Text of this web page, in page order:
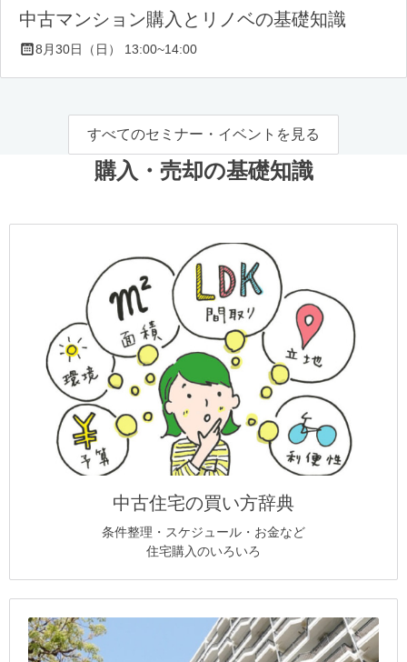
中古マンション購入とリノベの基礎知識
8月30日（日） 13:00~14:00
すべてのセミナー・イベントを見る
購入・売却の基礎知識
中古住宅の買い方辞典
条件整理・スケジュール・お金など
住宅購入のいろいろ